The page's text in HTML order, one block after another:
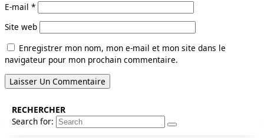
E-mail *
Site web
Enregistrer mon nom, mon e-mail et mon site dans le
navigateur pour mon prochain commentaire.
RECHERCHER
Search for: